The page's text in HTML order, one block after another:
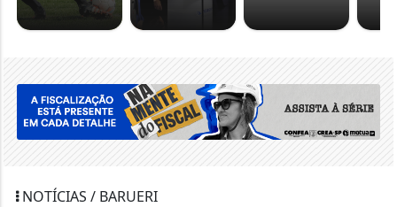
NOTÍCIAS / BARUERI